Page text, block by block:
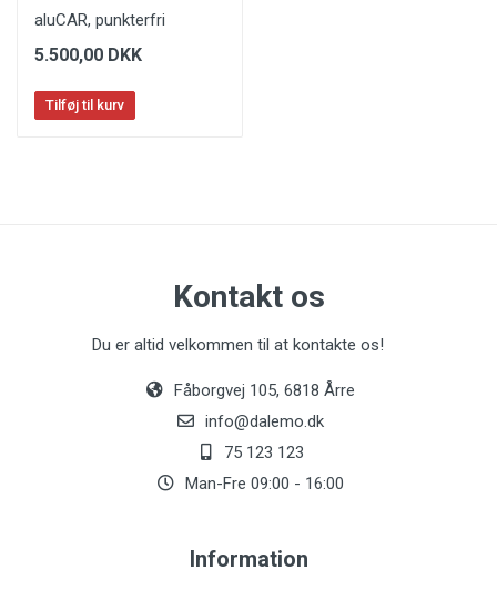
aluCAR, punkterfri
5.500,00 DKK
Tilføj til kurv
Kontakt os
Du er altid velkommen til at kontakte os!
Fåborgvej 105, 6818 Årre
info@dalemo.dk
75 123 123
Man-Fre 09:00 - 16:00
Information